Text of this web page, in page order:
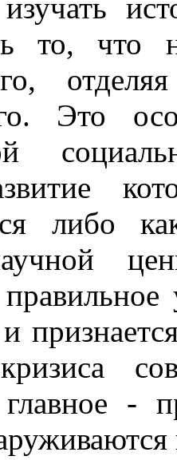
то, что
Это
либо
главное -